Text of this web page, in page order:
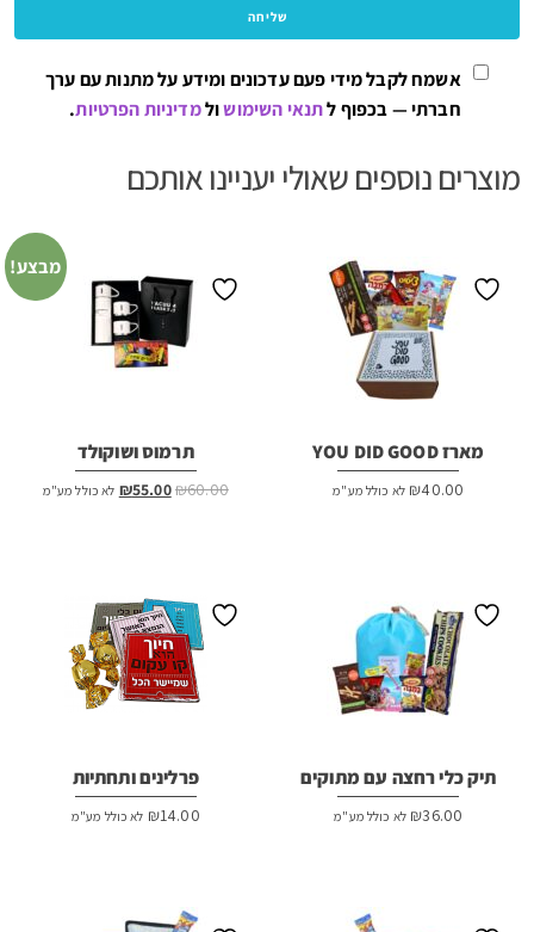
אשמח לקבל מידי פעם עדכונים ומידע על מתנות עם ערך
חברתי — בכפוף לתנאי השימושולמדיניות הפרטיות.
מוצרים נוספים שאולי יעניינו אותכם
מארז YOU DID GOOD
₪40.00 לא כולל מע"מ
מבצע!
תרמוס ושוקולד
₪60.00
המחיר₪55.00 המחיר
לא כולל מע"מ
תיק כלי רחצה עם מתוקים
₪36.00 לא כולל מע"מ
פרלינים ותחתיות
₪14.00 לא כולל מע"מ